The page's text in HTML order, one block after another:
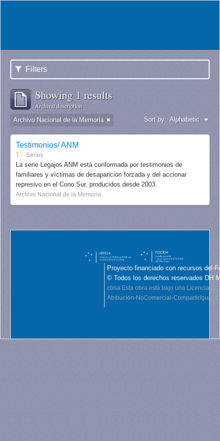
Filters
Showing 1 results
Archival description
Archivo Nacional de la Memoria Sort by: Alphabetic
Testimonios/ ANM
T Series
La serie Legajos ANM está conformada por testimonios de
familiares y víctimas de desaparición forzada y del accionar
represivo en el Cono Sur, producidos desde 2003.
Archivo Nacional de la Memoria
Proyecto financiado con recursos del
© Todos los derechos reservados DH
cbna Esta obra está bajo una Licencia
Atribución-NoComercial-CompartirIgual